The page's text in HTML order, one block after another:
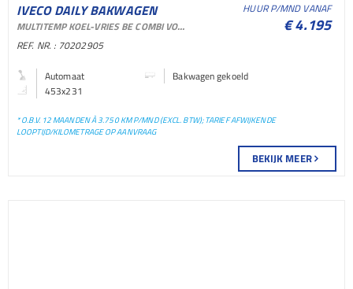
IVECO DAILY BAKWAGEN
GEKOELD BAKWAGEN
GEKOELD LICHTE
BEDRIJFSAUTO
MULTITEMP KOEL-VRIES BE COMBI VOOR VERHUUR EN SHORTLEASE
HUUR P/MND VANAF
€ 4.195
REF. NR. : 70202905
Automaat
Bakwagen gekoeld
453x231
* O.B.V. 12 MAANDEN À 3.750 KM P/MND (EXCL. BTW); TARIEF AFWIJKENDE
LOOPTIJD/KILOMETRAGE OP AANVRAAG
BEKIJK MEER